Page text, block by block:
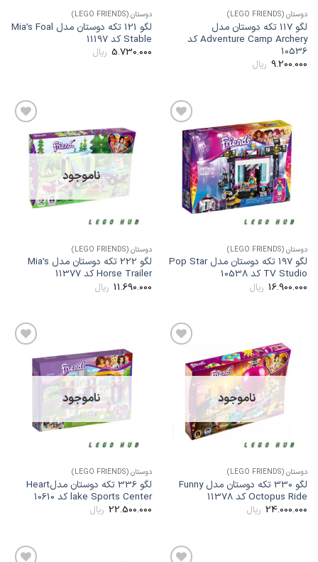
دوستان (LEGO FRIENDS)
لگو 117 تکه دوستان مدل
Adventure Camp Archery کد
10536
9.200.000 ریال
دوستان (LEGO FRIENDS)
لگو 121 تکه دوستان مدل Mia’s Foal
Stable کد 11197
5.730.000 ریال
افزودن
به
علاقه
مندی
ها
دوستان (LEGO FRIENDS)
لگو 197 تکه دوستان مدل Pop Star
TV Studio کد 10538
16.900.000 ریال
افزودن
به
علاقه
مندی
ها
ناموجود
دوستان (LEGO FRIENDS)
لگو 222 تکه دوستان مدل Mia’s
Horse Trailer کد 11377
11.690.000 ریال
افزودن
علاقه
مندی
ها
ناموجود
دوستان (LEGO FRIENDS)
لگو 330 تکه دوستان مدل Funny
Octopus Ride کد 11378
24.000.000 ریال
افزودن
به
علاقه
مندی
ها
ناموجود
دوستان (LEGO FRIENDS)
لگو 336 تکه دوستان مدلHeart
lake Sports Center کد 10610
22.500.000 ریال